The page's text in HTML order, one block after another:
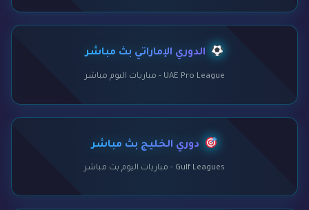
الدوري الإماراتي بث مباشر
UAE Pro League - مباريات اليوم مباشر
دوري الخليج بث مباشر
Gulf Leagues - مباريات اليوم بث مباشر